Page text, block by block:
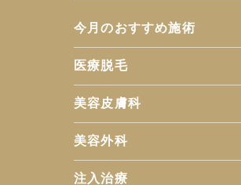
今月のおすすめ施術
医療脱毛
美容皮膚科
美容外科
注入治療